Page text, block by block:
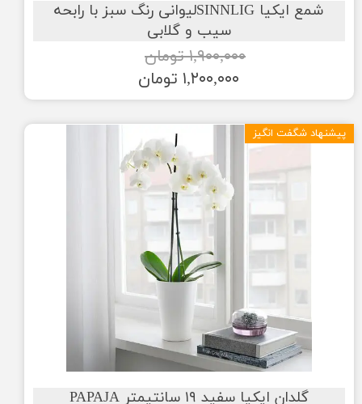
شمع ایکیا SINNLIGلیوانی رنگ سبز با رابحه
سیب و گلابی
۱,۹۰۰,۰۰۰ تومان
۱,۲۰۰,۰۰۰ تومان
گلدان ایکیا سفید ۱۹ سانتیمتر PAPAJA
پیشنهاد شگفت انگیز